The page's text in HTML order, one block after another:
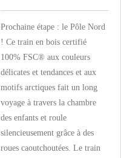
Prochaine étape : le Pôle Nord
! Ce train en bois certifié
100% FSC® aux couleurs
délicates et tendances et aux
motifs arctiques fait un long
voyage à travers la chambre
des enfants et roule
silencieusement grâce à des
roues caoutchoutées. Le train